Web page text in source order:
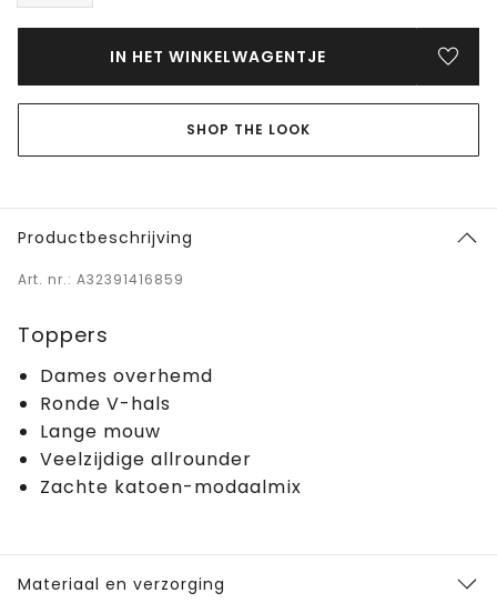
IN HET WINKELWAGENTJE
SHOP THE LOOK
Productbeschrijving
Art. nr.: A32391416859
Toppers
Dames overhemd
Ronde V-hals
Lange mouw
Veelzijdige allrounder
Zachte katoen-modaalmix
Materiaal en verzorging